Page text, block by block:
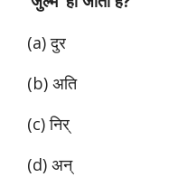
(a) दुर
(b) अति
(c) निर्
(d) अन्